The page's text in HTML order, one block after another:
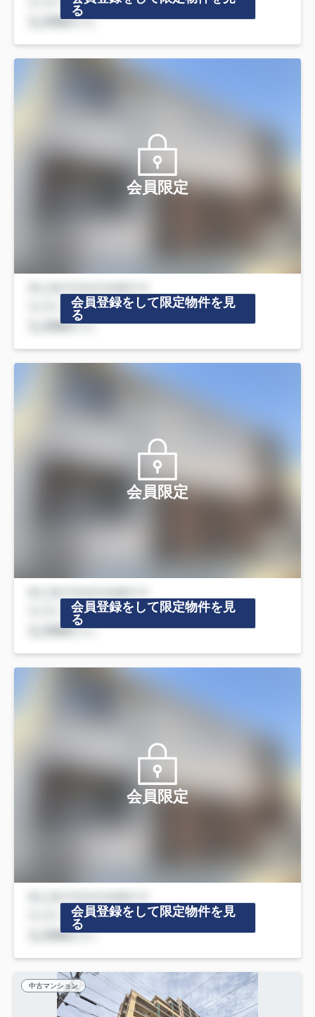
る
会員限定
会員登録をして限定物件を見
る
会員限定
会員登録をして限定物件を見
る
会員限定
会員登録をして限定物件を見
る
中古マンション